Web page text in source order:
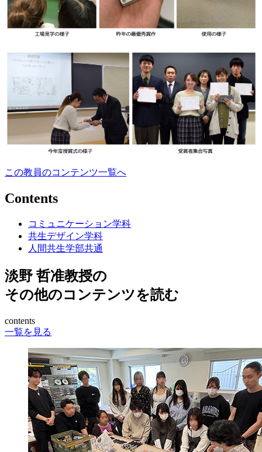
この教員のコンテンツ一覧へ
Contents
コミュニケーション学科
共生デザイン学科
人間共生学部共通
淡野 哲准教授の
その他のコンテンツを読む
contents
一覧を見る